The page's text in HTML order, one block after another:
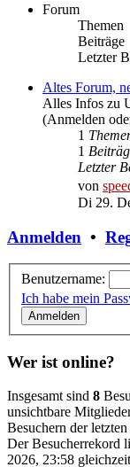
Forum
Themen
Beiträge
Letzter
Altes Forum,
Alles Infos zu
(Anmelden
1
1
Letzter
von
Di 29.
Anmelden •
Benutzername:
Ich habe mein
Wer ist online?
Insgesamt sind 8
unsichtbare
Besuchern der
Der Besucherrekord
2026, 23:58